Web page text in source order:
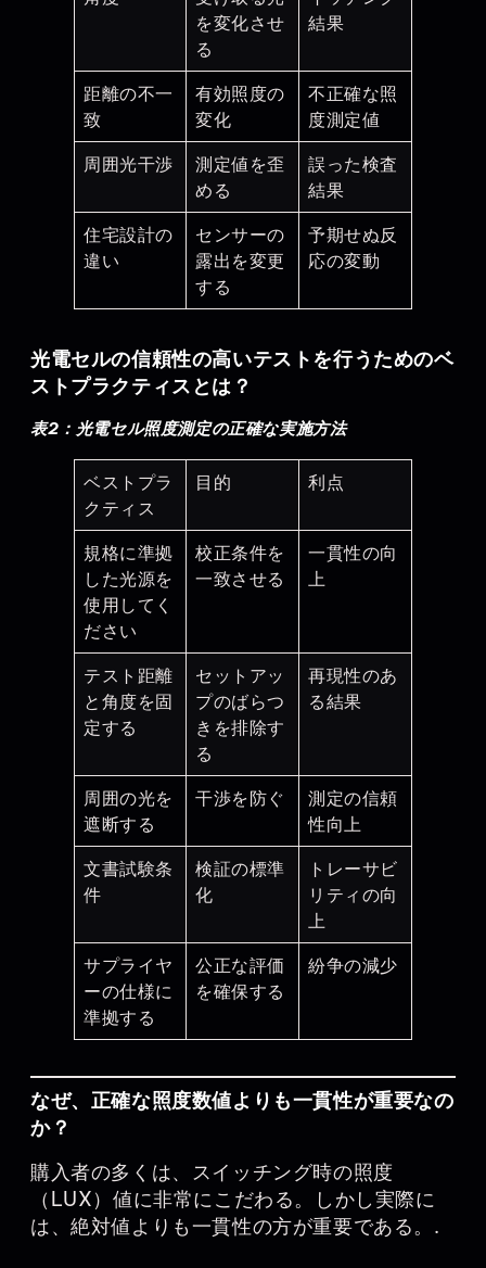
を変化させ
る
結果
距離の不一
致
有効照度の
変化
不正確な照
度測定値
周囲光干渉
測定値を歪
める
誤った検査
結果
住宅設計の
違い
センサーの
露出を変更
する
予期せぬ反
応の変動
光電セルの信頼性の高いテストを行うためのベ
ストプラクティスとは？
表2：光電セル照度測定の正確な実施方法
ベストプラ
クティス
目的 利点
規格に準拠
した光源を
使用してく
ださい
校正条件を
一致させる
一貫性の向
上
テスト距離
と角度を固
定する
セットアッ
プのばらつ
きを排除す
る
再現性のあ
る結果
周囲の光を
遮断する
干渉を防ぐ
測定の信頼
性向上
文書試験条
件
検証の標準
化
トレーサビ
リティの向
上
サプライヤ
ーの仕様に
準拠する
公正な評価
を確保する
紛争の減少
なぜ、正確な照度数値よりも一貫性が重要なの
か？
購入者の多くは、スイッチング時の照度
（LUX）値に非常にこだわる。しかし実際に
は、絶対値よりも一貫性の方が重要である。.